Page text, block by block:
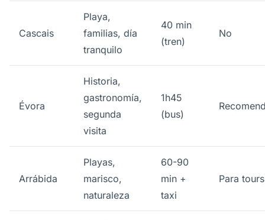
Cascais
Playa,
familias, día
tranquilo
40 min
(tren)
No
Évora
Historia,
gastronomía,
segunda
visita
1h45
(bus)
Arrábida
Playas,
marisco,
naturaleza
60-90
min +
taxi
Para